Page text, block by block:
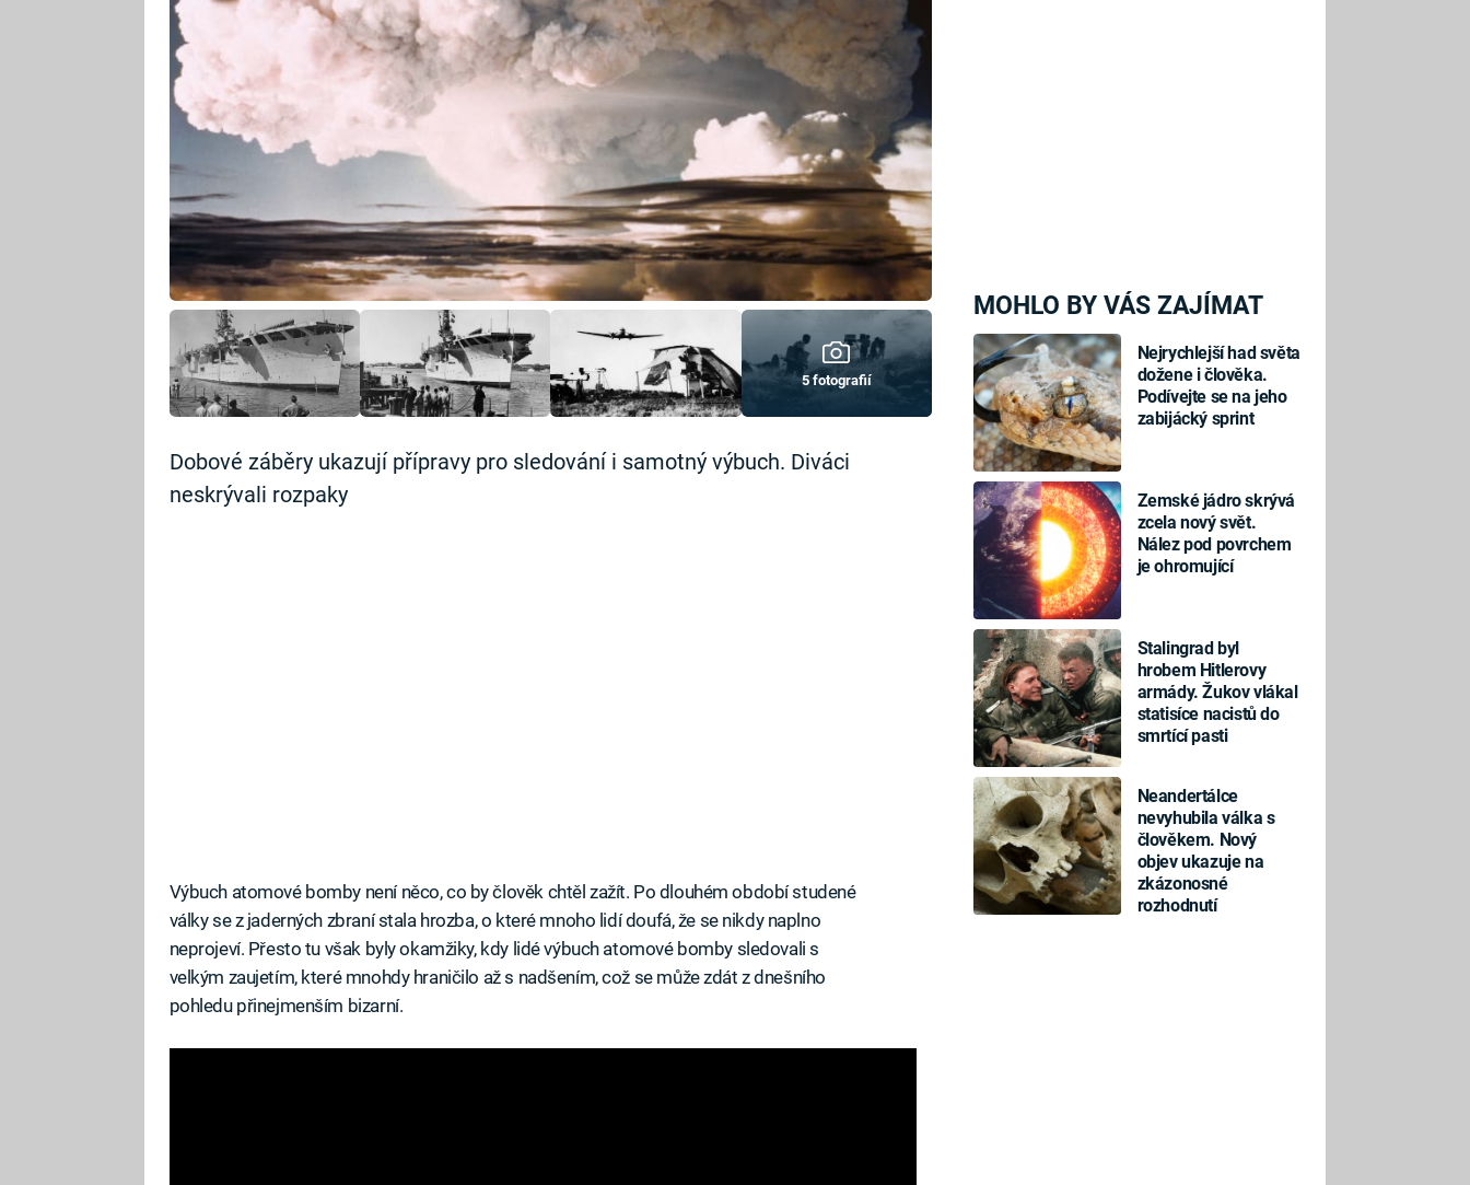
MOHLO BY VÁS ZAJÍMAT
Nejrychlejší had světa
dožene i člověka.
Podívejte se na jeho
zabijácký sprint
Zemské jádro skrývá
zcela nový svět.
Nález pod povrchem
je ohromující
Stalingrad byl
hrobem Hitlerovy
armády. Žukov vlákal
statisíce nacistů do
smrtící pasti
Neandertálce
nevyhubila válka s
člověkem. Nový
objev ukazuje na
zkázonosné
rozhodnutí
5 fotografií
Dobové záběry ukazují přípravy pro sledování i samotný výbuch. Diváci
neskrývali rozpaky
Výbuch atomové bomby není něco, co by člověk chtěl zažít. Po dlouhém období studené
války se z jaderných zbraní stala hrozba, o které mnoho lidí doufá, že se nikdy naplno
neprojeví. Přesto tu však byly okamžiky, kdy lidé výbuch atomové bomby sledovali s
velkým zaujetím, které mnohdy hraničilo až s nadšením, což se může zdát z dnešního
pohledu přinejmenším bizarní.